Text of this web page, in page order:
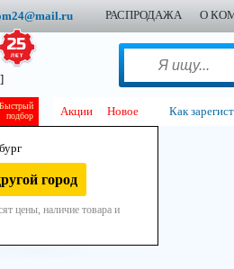
РАСПРОДАЖА О
город
цены, наличие товара и
Быстрый
подбор
Акции Новое Как
580